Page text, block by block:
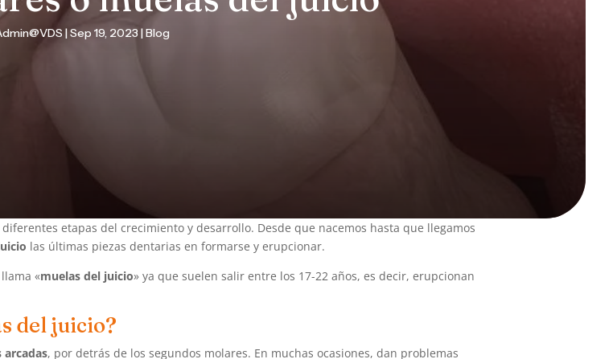
|Sep 19, 2023 |Blog
etapas del crecimiento y desarrollo. Desde que nacemos hasta que llegamos
las últimas piezas dentarias en formarse y erupcionar.
«muelas del juicio» ya que suelen salir entre los 17-22 años, es decir, erupcionan
del juicio?
arcadas, por detrás de los segundos molares. En muchas ocasiones, dan problemas